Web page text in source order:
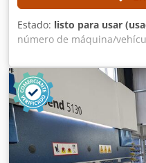
Estado: listo para usar
número de máquina/
,
210 mm, profundidad de
controlador:
Cybelec
3.100 mm , DETALLES
Anchura de trabajo máx.:
columnas: 2500 mm
trasero: 750 mm Recorrido
4 (Y1, Y2, X, R) Chsdpfx